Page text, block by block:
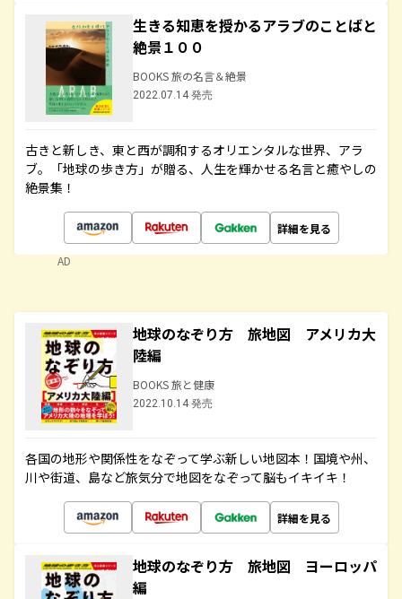
生きる知恵を授かるアラブのことばと
絶景１００
BOOKS 旅の名言＆絶景
2022.07.14 発売
古きと新しき、東と西が調和するオリエンタルな世界、アラ
ブ。「地球の歩き方」が贈る、人生を輝かせる名言と癒やしの
絶景集！
詳細を見る
AD
地球のなぞり方 旅地図 アメリカ大
陸編
BOOKS 旅と健康
2022.10.14 発売
各国の地形や関係性をなぞって学ぶ新しい地図本！国境や州、
川や街道、島など旅気分で地図をなぞって脳もイキイキ！
詳細を見る
地球のなぞり方 旅地図 ヨーロッパ
編